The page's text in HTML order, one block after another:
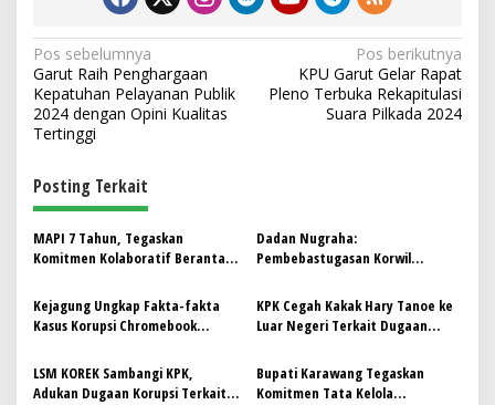
N
a
v
i
g
a
s
i
p
o
s
Pos sebelumnya
Garut Raih Penghargaan
Kepatuhan Pelayanan Publik
2024 dengan Opini Kualitas
Tertinggi
Pos berikutnya
KPU Garut Gelar Rapat
Pleno Terbuka Rekapitulasi
Suara Pilkada 2024
Posting Terkait
MAPI 7 Tahun, Tegaskan
Komitmen Kolaboratif Berantas
Dadan Nugraha:
Pembebastugasan Korwil
dan Tepat Menjaga Integritas
Pemerintahan
Kejagung Ungkap Fakta-fakta
Kasus Korupsi Chromebook
KPK Cegah Kakak Hary Tanoe ke
Luar Negeri Terkait Dugaan
LSM KOREK Sambangi KPK,
Adukan Dugaan Korupsi Terkait
Bupati Karawang Tegaskan
Komitmen Tata Kelola